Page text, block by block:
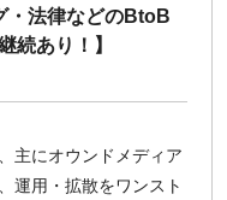
・法律などのBtoB
続あり！】
主にオウンドメディア
運用・拡散をワンスト